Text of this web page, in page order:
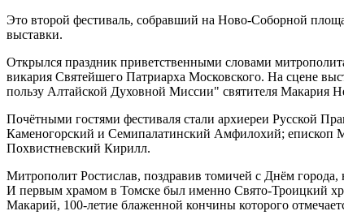
Это второй фестиваль, собравший на Ново-Соборной
выставки.
Открылся праздник приветственными словами
викария Святейшего Патриарха Московского. На сцене
пользу Алтайской Духовной Миссии" святителя Макария
Почётными гостями фестиваля стали архиереи Русской
Каменогорский и Семипалатинский Амфилохий; епископ
Похвистневский Кирилл.
Митрополит Ростислав, поздравив томичей с Днём
И первым храмом в Томске был именно Свято-Троицкий
Макарий, 100-летие блаженной кончины которого